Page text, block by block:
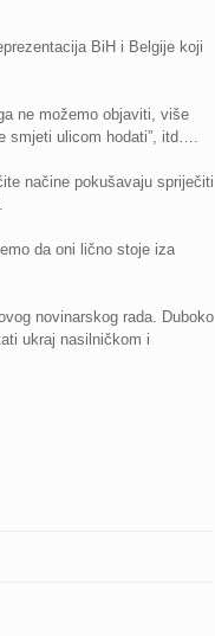
BiH i Belgije koji
ne možemo objaviti, više
smjeti ulicom hodati”, itd….
načine pokušavaju spriječiti
da oni lično stoje iza
novinarskog rada. Duboko
ukraj nasilničkom i